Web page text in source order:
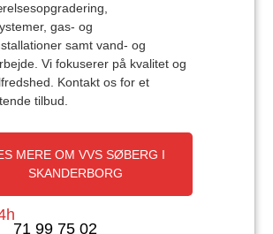
gas- og
samt vand- og
Vi fokuserer på kvalitet og
Kontakt os for et
tilbud.
MERE OM VVS SØBERG I
SKANDERBORG
71 99 75 02